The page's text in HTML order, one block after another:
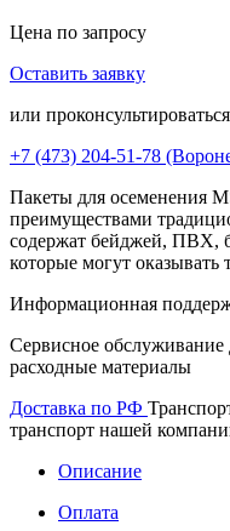
Цена по запросу
Оставить заявку
или
+7 (473) 204-51-78
Пакеты для осеменения
преимуществами
содержат бейджей, ПВХ,
которые могут оказывать
Информационная
Сервисное обслуживание
расходные материалы
Доставка по РФ
транспорт нашей
Описание
Оплата